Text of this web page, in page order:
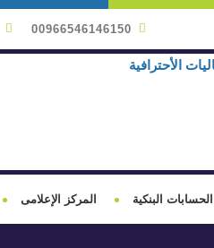
00966546146150
الحسابات البنكية المركز الإعلامى